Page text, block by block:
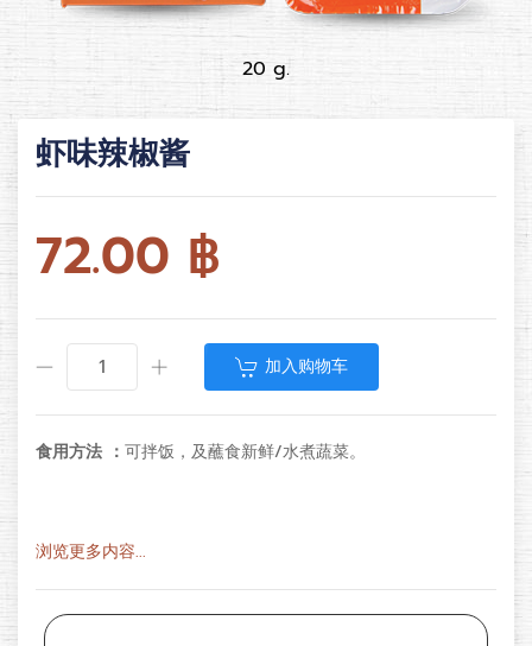
20 g.
虾味辣椒酱
72.00 ฿
加入购物车
食用方法 ： 可拌饭，及蘸食新鲜/水煮蔬菜。
浏览更多内容...